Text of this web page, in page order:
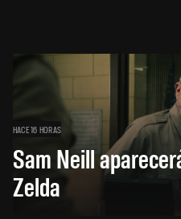
HACE 16 HORAS
Sam Neill
Zelda